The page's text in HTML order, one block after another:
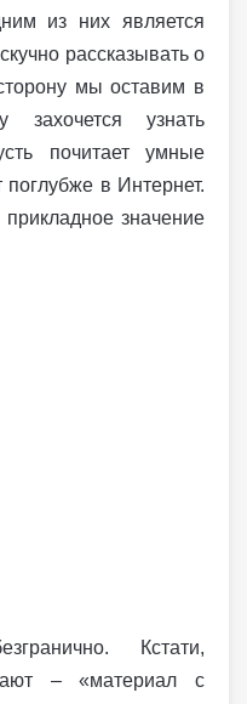
из них является
рассказывать о
мы оставим в
узнать
почитает умные
в Интернет.
значение
Кстати,
– «материал с